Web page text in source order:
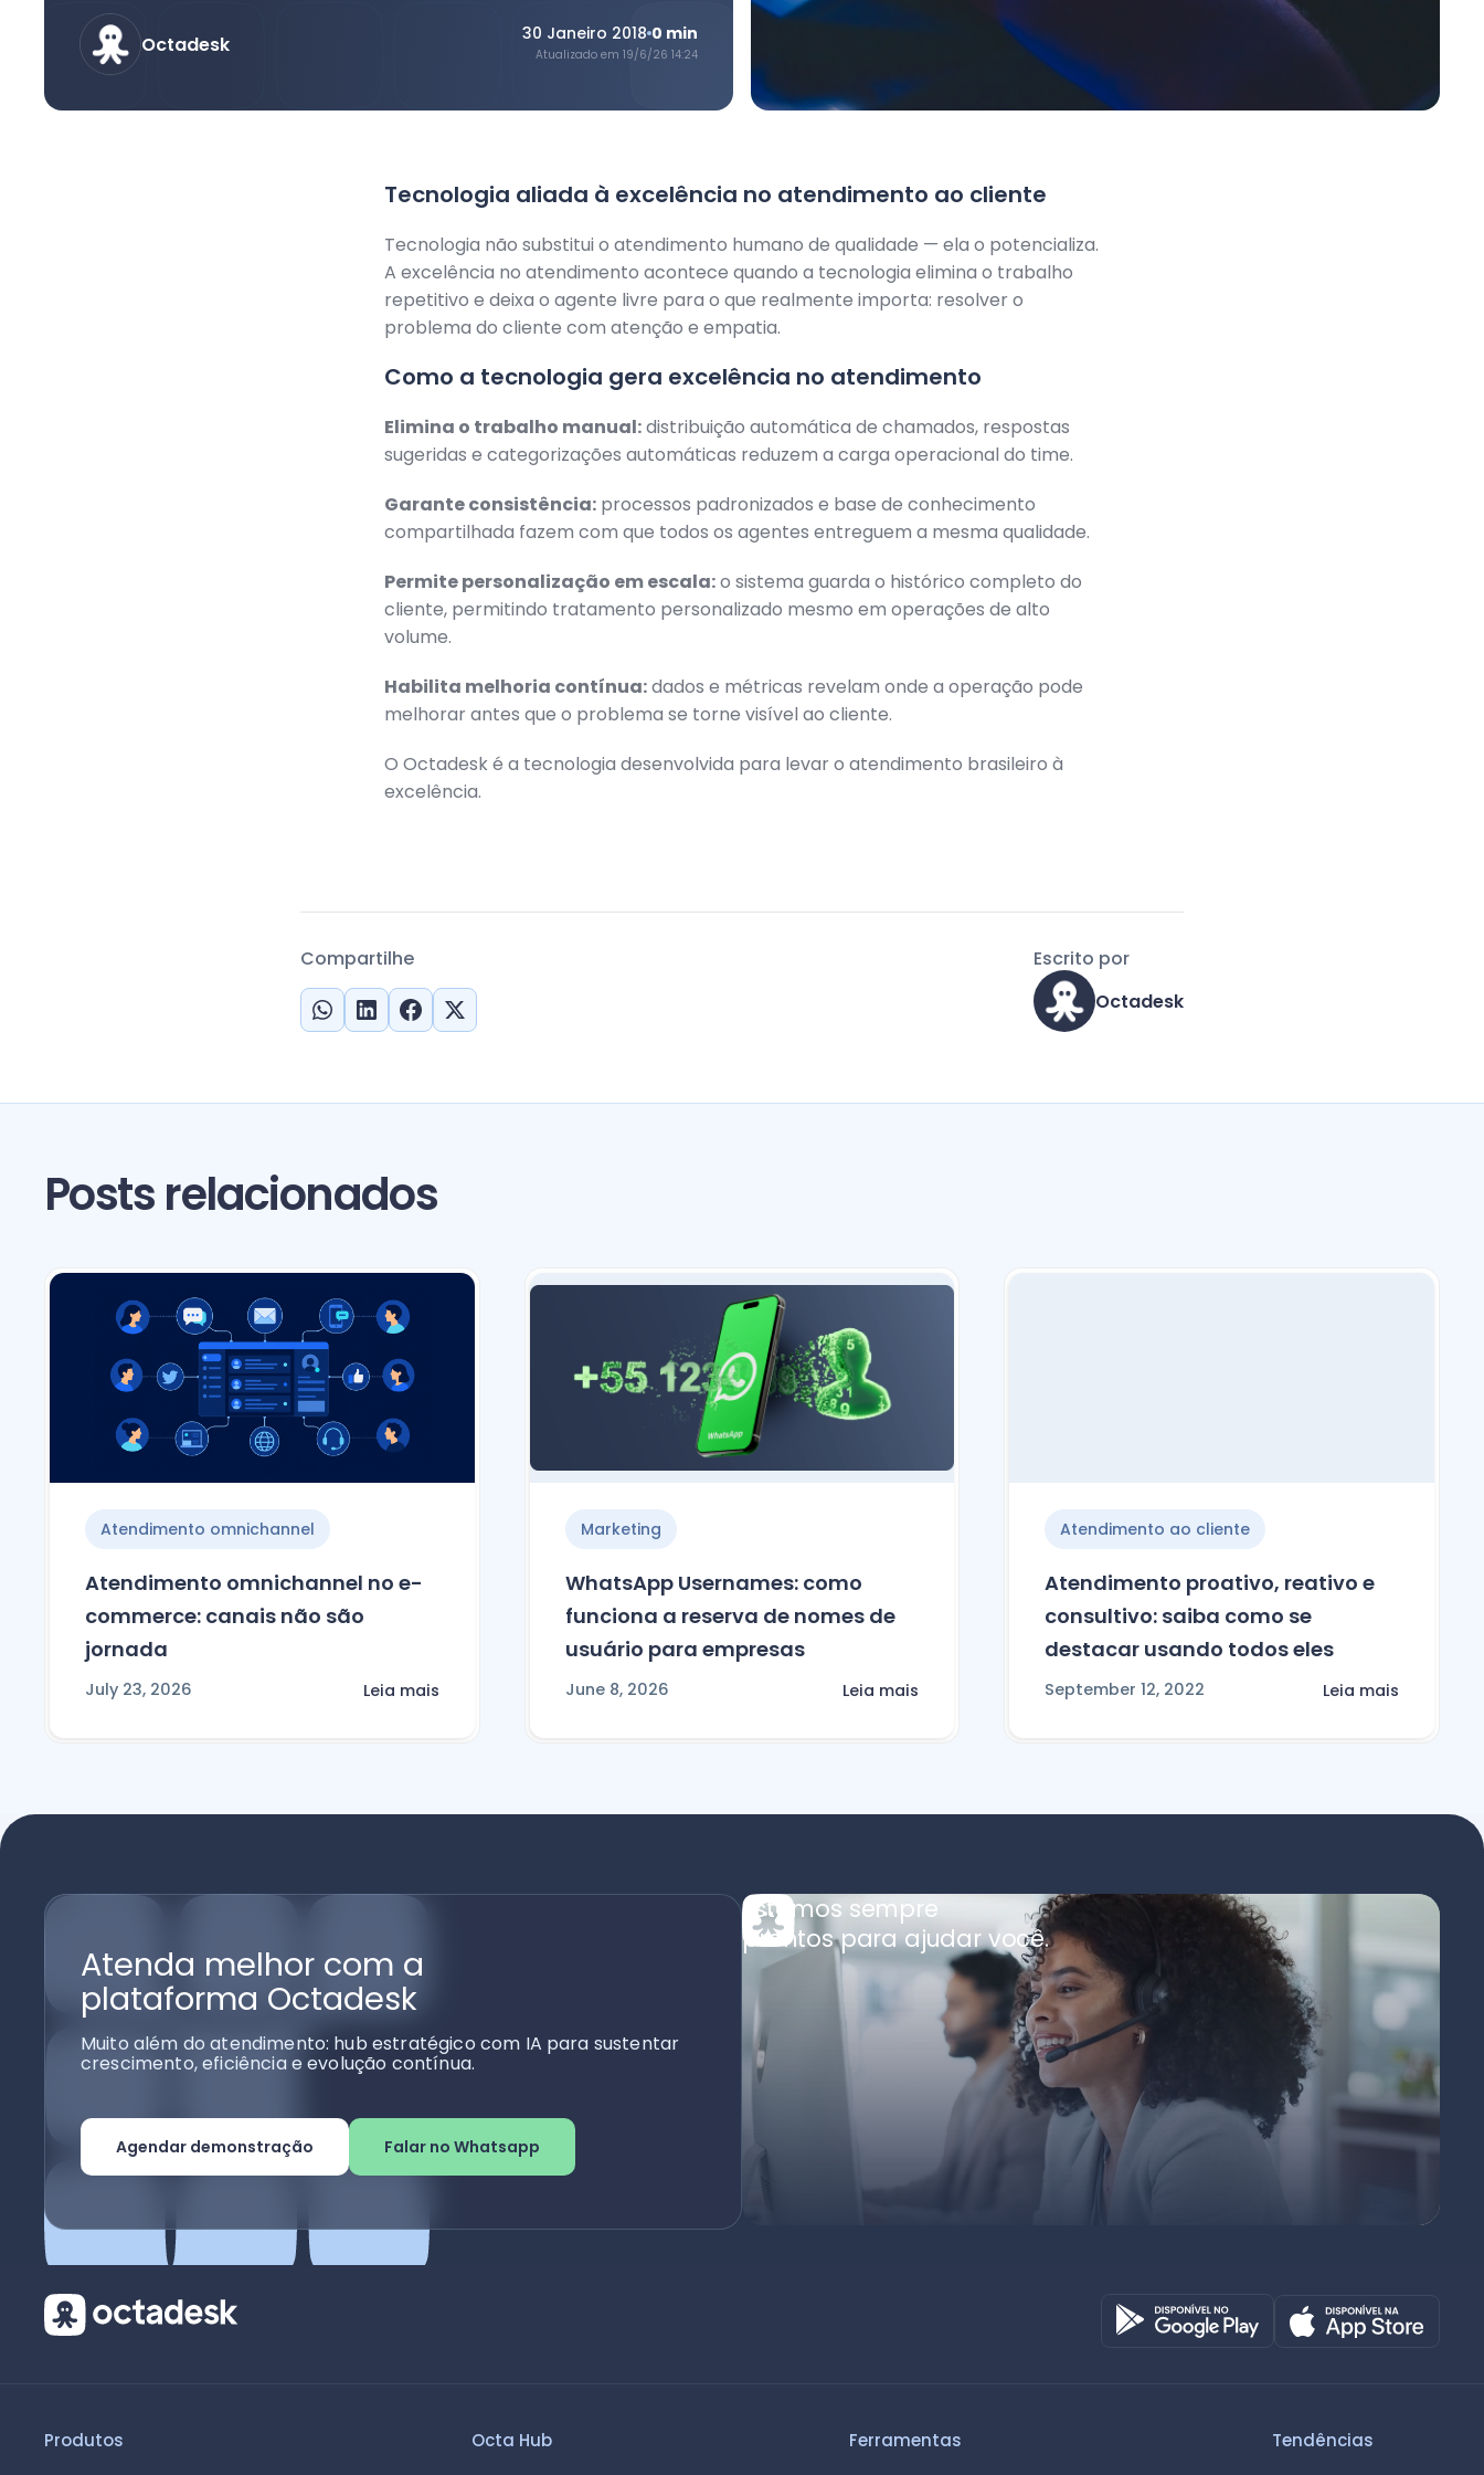
Octadesk 30 Janeiro 2018 0 min
Atualizado em 19/6/26 14:24
Tecnologia aliada à excelência no atendimento ao cliente
Tecnologia não substitui o atendimento humano de qualidade — ela o potencializa.
A excelência no atendimento acontece quando a tecnologia elimina o trabalho
repetitivo e deixa o agente livre para o que realmente importa: resolver o
problema do cliente com atenção e empatia.
Como a tecnologia gera excelência no atendimento
Elimina o trabalho manual:distribuição automática de chamados, respostas
sugeridas e categorizações automáticas reduzem a carga operacional do time.
Garante consistência: processos padronizados e base de conhecimento
compartilhada fazem com que todos os agentes entreguem a mesma qualidade.
Permite personalização em escala:o sistema guarda o histórico completo do
cliente, permitindo tratamento personalizado mesmo em operações de alto
volume.
Habilita melhoria contínua:dados e métricas revelam onde a operação pode
melhorar antes que o problema se torne visível ao cliente.
O Octadesk é a tecnologia desenvolvida para levar o atendimento brasileiro à
excelência.
Compartilhe
Escrito por
Octadesk
Posts relacionados
Atendimento omnichannel
Atendimento omnichannel no e-
commerce: canais não são
jornada
July 23, 2026 Leia mais
Marketing
WhatsApp Usernames: como
funciona a reserva de nomes de
usuário para empresas
June 8, 2026 Leia mais
Atendimento ao cliente
Atendimento proativo, reativo e
consultivo: saiba como se
destacar usando todos eles
September 12, 2022 Leia mais
Atenda melhor com a
plataforma Octadesk
Muito além do atendimento: hub estratégico com IA para sustentar
crescimento, eficiência e evolução contínua.
Agendar demonstração Falar no Whatsapp
Estamos sempre
prontos para ajudar você.
Produtos
Octa Hub
Ferramentas
Tendências
Octadesk
Online agora